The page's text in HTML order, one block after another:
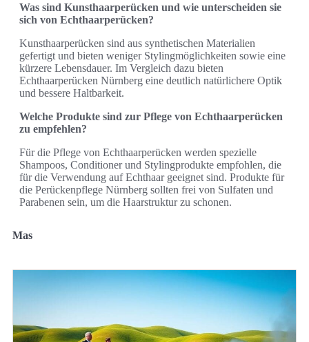
Was sind Kunsthaarperücken und wie unterscheiden sie
sich von Echthaarperücken?
Kunsthaarperücken sind aus synthetischen Materialien
gefertigt und bieten weniger Stylingmöglichkeiten sowie eine
kürzere Lebensdauer. Im Vergleich dazu bieten
Echthaarperücken Nürnberg eine deutlich natürlichere Optik
und bessere Haltbarkeit.
Welche Produkte sind zur Pflege von Echthaarperücken
zu empfehlen?
Für die Pflege von Echthaarperücken werden spezielle
Shampoos, Conditioner und Stylingprodukte empfohlen, die
für die Verwendung auf Echthaar geeignet sind. Produkte für
die Perückenpflege Nürnberg sollten frei von Sulfaten und
Parabenen sein, um die Haarstruktur zu schonen.
Mas